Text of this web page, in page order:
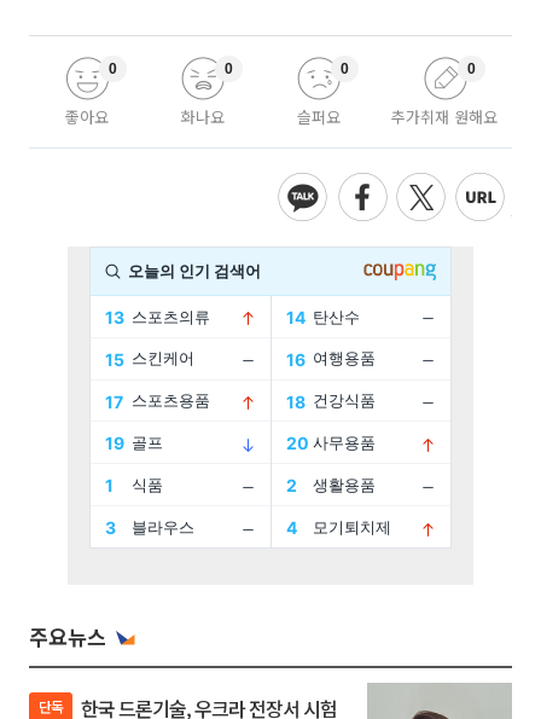
좋아요
0
화나요
0
슬퍼요
0
추가취재 원해요
0
주요뉴스
단독